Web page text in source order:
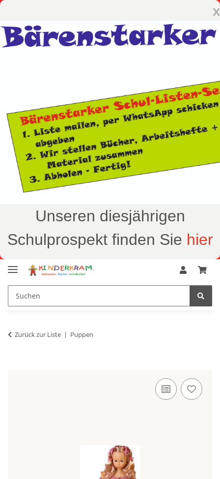
x
Unseren diesjährigen
Schulprospekt finden Sie hier
Zurück zur Liste Puppen